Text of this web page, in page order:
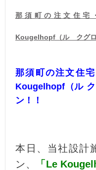
那須町の注文住
Kougelhopf（ル クグロ
那須町の注文住
Kougelhopf（ル
ン！！
本日、当社設計
ン、
「Le